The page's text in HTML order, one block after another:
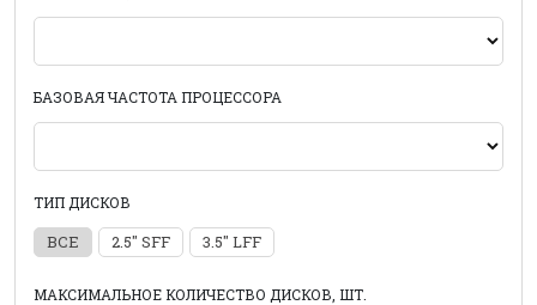
БАЗОВАЯ ЧАСТОТА ПРОЦЕССОРА
ТИП ДИСКОВ
ВСЕ 2.5" SFF 3.5" LFF
МАКСИМАЛЬНОЕ КОЛИЧЕСТВО ДИСКОВ, ШТ.